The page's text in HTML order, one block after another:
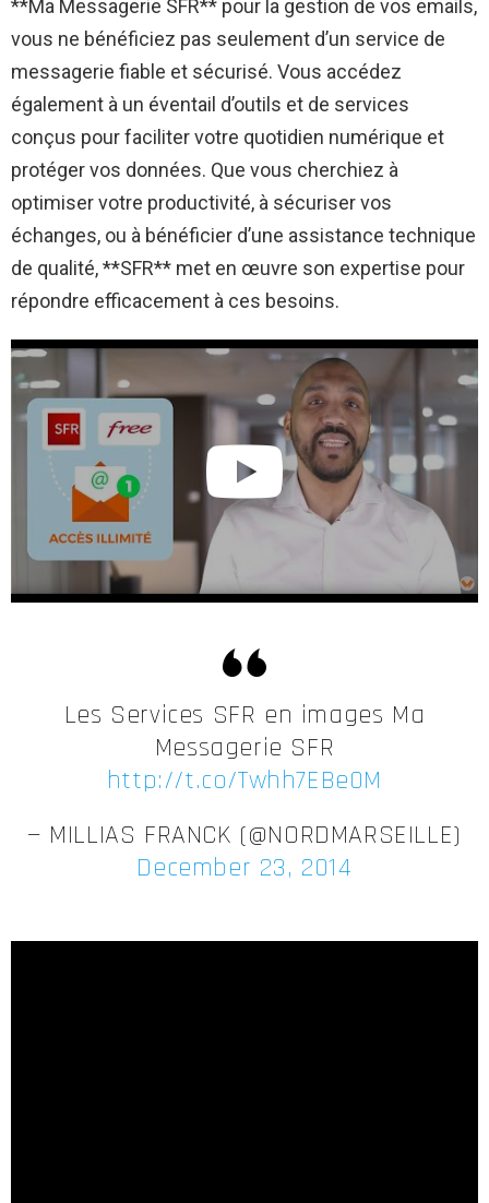
**Ma Messagerie SFR** pour la gestion de vos emails,
vous ne bénéficiez pas seulement d’un service de
messagerie fiable et sécurisé. Vous accédez
également à un éventail d’outils et de services
conçus pour faciliter votre quotidien numérique et
protéger vos données. Que vous cherchiez à
optimiser votre productivité, à sécuriser vos
échanges, ou à bénéficier d’une assistance technique
de qualité, **SFR** met en œuvre son expertise pour
répondre efficacement à ces besoins.
Les Services SFR en images Ma
Messagerie SFR
http://t.co/Twhh7EBe0M
— MILLIAS FRANCK (@NORDMARSEILLE)
December 23, 2014